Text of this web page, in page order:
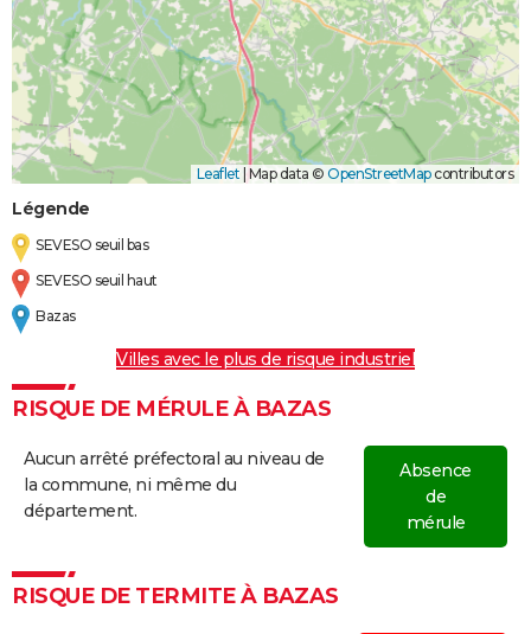
Leaflet Map data © OpenStreetMapcontributors
Légende
SEVESO seuil bas
SEVESO seuil haut
Bazas
Villes avec le plus de risque industriel
RISQUE DE MÉRULE À BAZAS
Aucun arrêté préfectoral au niveau de
la commune, ni même du
département.
Absence
de
mérule
RISQUE DE TERMITE À BAZAS